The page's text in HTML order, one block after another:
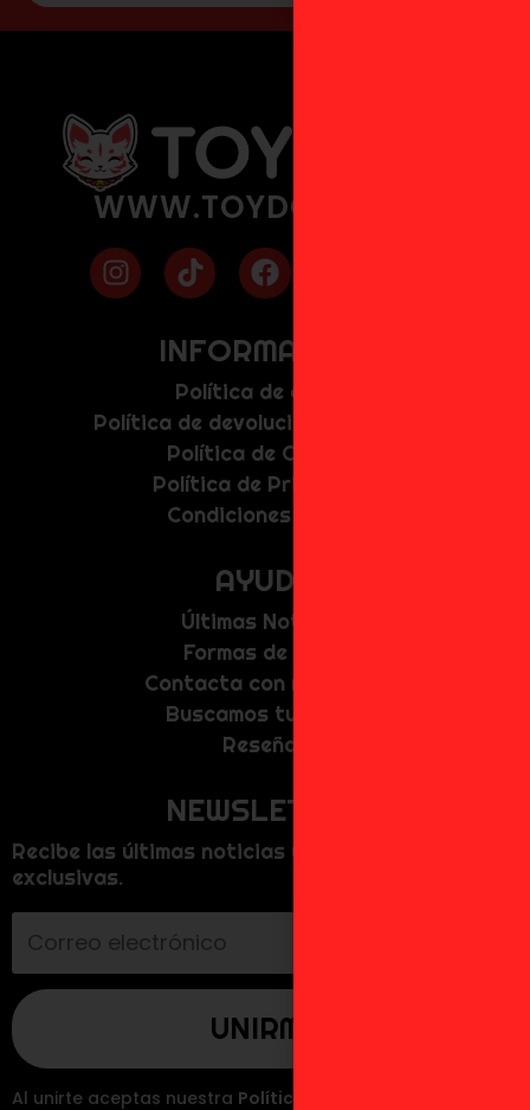
WWW.TOYDOKI.COM
INFORMACIÓN
Política de envíos
Política de devolución y anulación
Política de Cookies
Política de Privacidad
Condiciones de uso
AYUDA
Últimas Noticias
Formas de Pago
Contacta con nosotros
Buscamos tu figura
Reseñas
NEWSLETTER
Recibe las últimas noticias y promociones
exclusivas.
Al unirte aceptas nuestra Política de Privacidad